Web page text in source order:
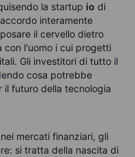
la startup io di
interamente
il cervello dietro
con l'uomo i cui progetti
Gli investitori di tutto il
cosa potrebbe
il futuro della tecnologia
mercati finanziari, gli
si tratta della nascita di